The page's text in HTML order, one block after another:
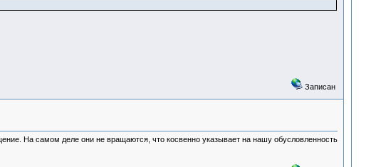
Записан
На самом деле они не вращаются, что косвенно указывает на нашу обусловленность